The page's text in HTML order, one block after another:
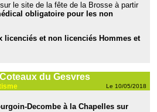
le site de la fête de la Brosse à partir
obligatoire pour les non
licenciés et non licenciés Hommes et
du Gesvres
Le 10/05/2018
Decombe à la Chapelles sur